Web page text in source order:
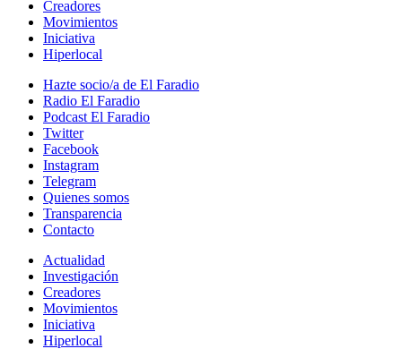
Creadores
Movimientos
Iniciativa
Hiperlocal
Hazte socio/a de El Faradio
Radio El Faradio
Podcast El Faradio
Twitter
Facebook
Instagram
Telegram
Quienes somos
Transparencia
Contacto
Actualidad
Investigación
Creadores
Movimientos
Iniciativa
Hiperlocal